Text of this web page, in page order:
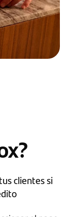
clientes si